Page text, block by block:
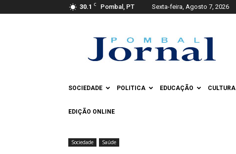
30.1 C Pombal, PT Sexta-feira, Agosto 7, 2026
Jornal
SOCIEDADE POLITICA EDUCAÇÃO CULTURA
EDIÇÃO ONLINE
Sociedade Saúde